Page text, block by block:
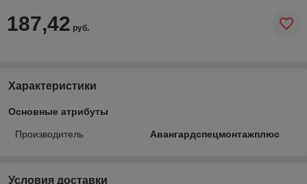
187,42 руб.
Характеристики
Основные атрибуты
Производитель Авангардспецмонтажплюс
Условия доставки